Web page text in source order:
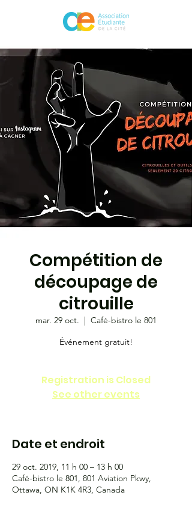
Compétition de
découpage de
citrouille
mar. 29 oct.
  |
Café-bistro le 801
Événement gratuit!
Registration is Closed
See other events
Date et endroit
29 oct. 2019, 11 h 00 – 13 h 00
Café-bistro le 801, 801 Aviation Pkwy,
Ottawa, ON K1K 4R3, Canada